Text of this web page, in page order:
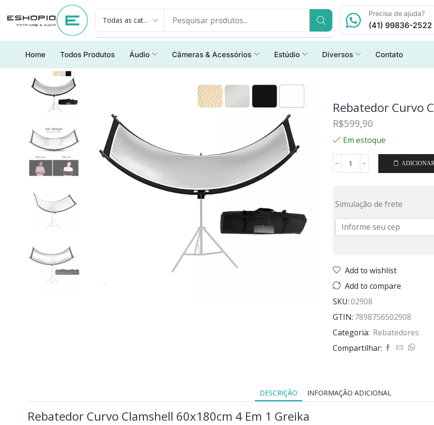
Precisa de ajuda?
(41) 99836-2522
Home Todos Produtos Áudio Câmeras & Acessórios Estúdio Diversos Contato
Rebatedor Curvo
R$599,90
Em estoque
Simulação de frete
Add to wishlist
Add to compare
SKU:02908
GTIN: 7898756502908
Categoria: Rebatedores
Compartilhar:
DESCRIÇÃO INFORMAÇÃO ADICIONAL
Rebatedor Curvo Clamshell 60x180cm 4 Em 1 Greika